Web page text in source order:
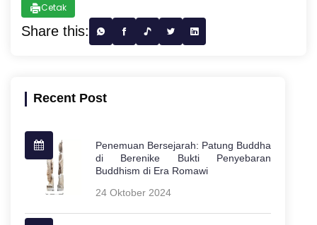
Cetak
Share this:
Recent Post
Penemuan Bersejarah: Patung Buddha
di Berenike Bukti Penyebaran
Buddhism di Era Romawi
24 Oktober 2024